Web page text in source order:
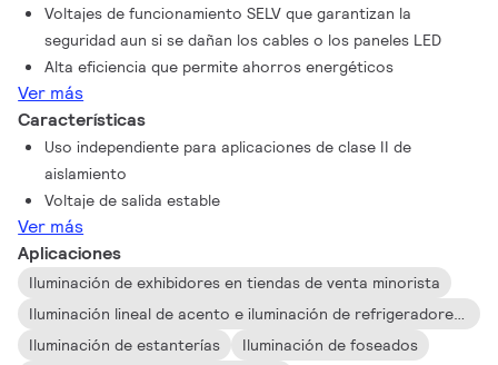
Voltajes de funcionamiento SELV que garantizan la
seguridad aun si se dañan los cables o los paneles LED
Alta eficiencia que permite ahorros energéticos
Ver más
Características
Uso independiente para aplicaciones de clase II de
aislamiento
Voltaje de salida estable
Ver más
Aplicaciones
Iluminación de exhibidores en tiendas de venta minorista
Iluminación lineal de acento e iluminación de refrigeradores de exhibición
Iluminación de estanterías
Iluminación de foseados